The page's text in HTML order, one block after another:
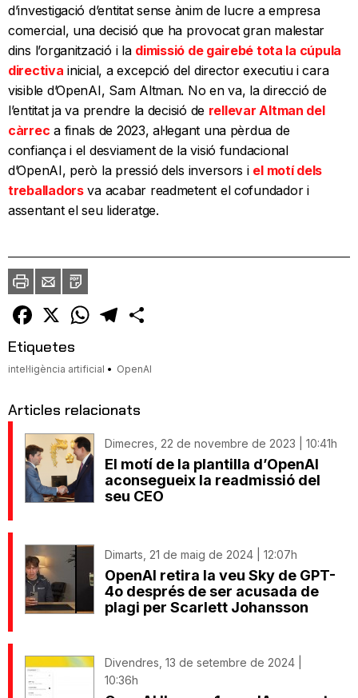
d’investigació d’entitat sense ànim de lucre a empresa
comercial, una decisió que ha provocat gran malestar
dins l’organització i la dimissió de gairebé tota la cúpula
directiva inicial, a excepció del director executiu i cara
visible d’OpenAI, Sam Altman. No en va, la direcció de
l’entitat ja va prendre la decisió de rellevar Altman del
càrrec a finals de 2023, al·legant una pèrdua de
confiança i el desviament de la visió fundacional
d’OpenAI, però la pressió dels inversors i el motí dels
treballadorsva acabar readmetent el cofundador i
assentant el seu lideratge.
ImprimirEnvia
un
amic
PDF
Facebook
X WhatsAppTelegram
Etiquetes
intel·ligència artificial OpenAI
Articles relacionats
Dimecres, 22 de novembre de 2023 | 10:41h
El motí de la plantilla d’OpenAI
aconsegueix la readmissió del
seu CEO
Dimarts, 21 de maig de 2024 | 12:07h
OpenAI retira la veu Sky de GPT-
4o després de ser acusada de
plagi per Scarlett Johansson
Divendres, 13 de setembre de 2024 |
10:36h